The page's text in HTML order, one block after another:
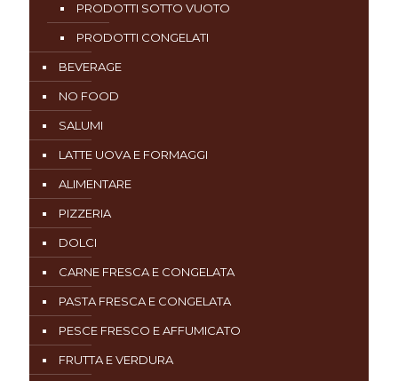
PRODOTTI SOTTO VUOTO
PRODOTTI CONGELATI
BEVERAGE
NO FOOD
SALUMI
LATTE UOVA E FORMAGGI
ALIMENTARE
PIZZERIA
DOLCI
CARNE FRESCA E CONGELATA
PASTA FRESCA E CONGELATA
PESCE FRESCO E AFFUMICATO
FRUTTA E VERDURA